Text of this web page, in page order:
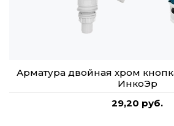
Арматура двойная хром
ИнкоЭр
29,20 руб.